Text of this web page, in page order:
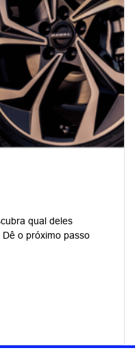
qual deles
o próximo passo